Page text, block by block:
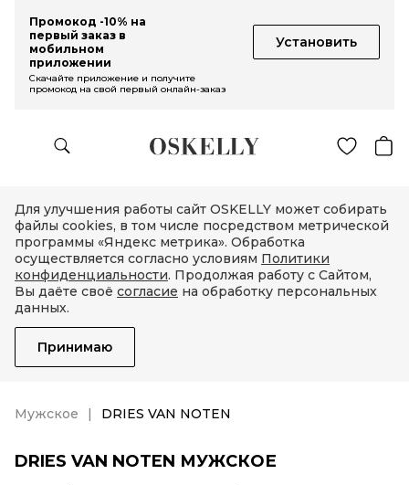
Промокод -10% на
первый заказ в
мобильном
приложении
Установить
Скачайте приложение и получите
промокод на свой первый онлайн-заказ
Для улучшения работы сайт OSKELLY может собирать
файлы cookies, в том числе посредством метрической
программы «Яндекс метрика». Обработка
осуществляется согласно условиям Политики
конфиденциальности. Продолжая работу с Сайтом,
Вы даёте своё согласие на обработку персональных
данных.
Принимаю
Мужское DRIES VAN NOTEN
DRIES VAN NOTEN МУЖСКОЕ